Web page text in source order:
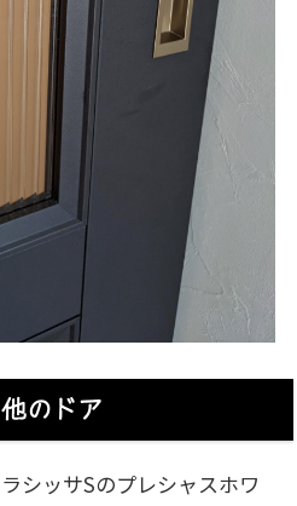
のドア
シッサSのプレシャスホワ